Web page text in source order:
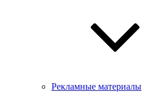
Рекламные материалы